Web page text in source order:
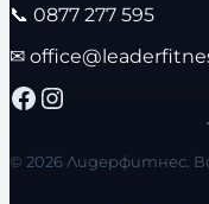
📞 0877 277 595
✉
Facebook Instagram
© 2026 Лидерфитнес.